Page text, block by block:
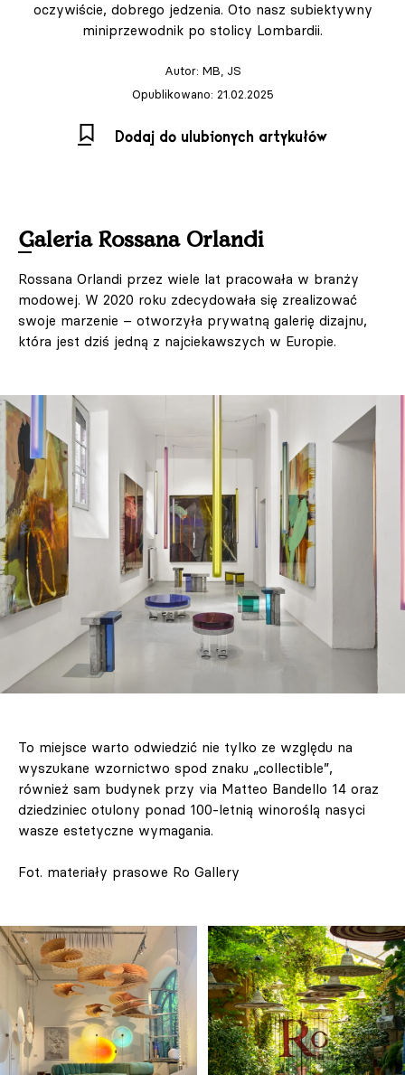
oczywiście, dobrego jedzenia. Oto nasz subiektywny
miniprzewodnik po stolicy Lombardii.
Autor: MB, JS
Opublikowano: 21.02.2025
Dodaj do ulubionych artykułów
Galeria Rossana Orlandi
Rossana Orlandi przez wiele lat pracowała w branży
modowej. W 2020 roku zdecydowała się zrealizować
swoje marzenie – otworzyła prywatną galerię dizajnu,
która jest dziś jedną z najciekawszych w Europie.
To miejsce warto odwiedzić nie tylko ze względu na
wyszukane wzornictwo spod znaku „collectible”,
również sam budynek przy via Matteo Bandello 14 oraz
dziedziniec otulony ponad 100-letnią winoroślą nasyci
wasze estetyczne wymagania.
Fot. materiały prasowe Ro Gallery